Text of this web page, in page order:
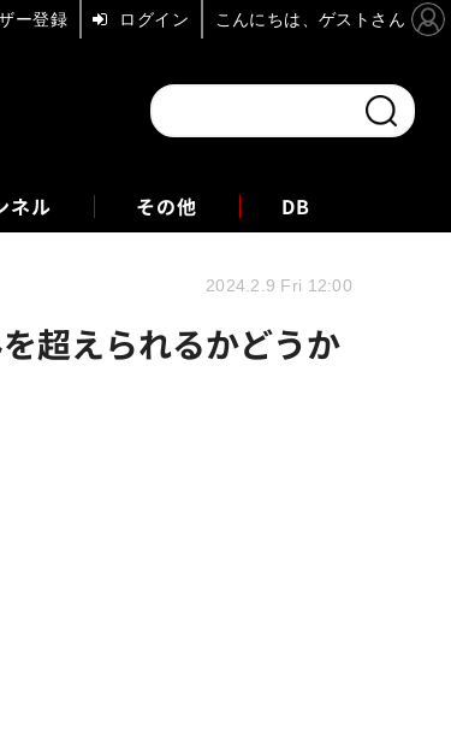
ネル その他 DB
超えられるかどうか
2024.2.9 Fri 12:00
ー登録 ログイン こんにちは、ゲストさん